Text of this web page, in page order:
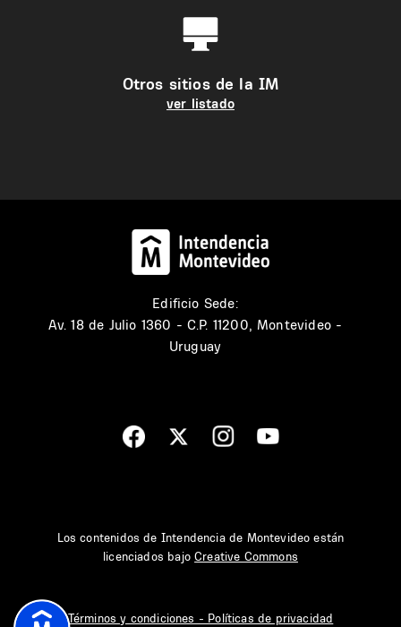
Otros sitios de la IM
ver listado
Edificio Sede:
Av. 18 de Julio 1360 - C.P. 11200, Montevideo -
Uruguay
Los contenidos de Intendencia de Montevideo están
licenciados bajoCreative Commons
Términos y condiciones - Políticas de privacidad